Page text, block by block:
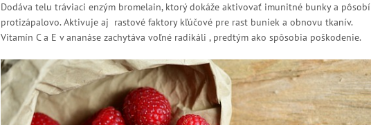
Dodáva telu tráviaci enzým bromelain, ktorý dokáže aktivovať imunitné bunky a pôsobí
protizápalovo. Aktivuje aj rastové faktory kľúčové pre rast buniek a obnovu tkanív.
Vitamín C a E v ananáse zachytáva voľné radikáli , predtým ako spôsobia poškodenie.